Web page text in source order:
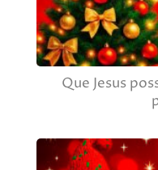
Que Jesus